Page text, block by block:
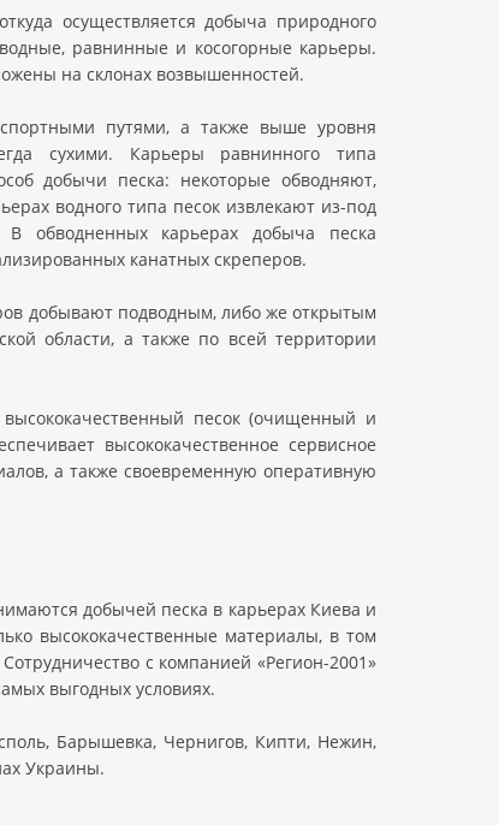
осуществляется добыча природного
равнинные и косогорные карьеры.
на склонах возвышенностей.
путями, а также выше уровня
сухими. Карьеры равнинного типа
добычи песка: некоторые обводняют,
водного типа песок извлекают из-под
обводненных карьерах добыча песка
канатных скреперов.
добывают подводным, либо же открытым
области, а также по всей территории
высококачественный песок (очищенный и
высококачественное сервисное
а также своевременную оперативную
добычей песка в карьерах Киева и
высококачественные материалы, в том
с компанией «Регион-2001»
выгодных условиях.
Барышевка, Чернигов, Кипти, Нежин,
Украины.